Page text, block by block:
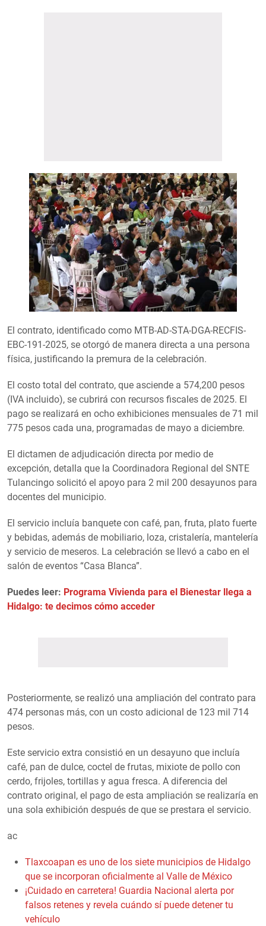
El contrato, identificado como MTB-AD-STA-DGA-RECFIS-
EBC-191-2025, se otorgó de manera directa a una persona
física, justificando la premura de la celebración.
El costo total del contrato, que asciende a 574,200 pesos
(IVA incluido), se cubrirá con recursos fiscales de 2025. El
pago se realizará en ocho exhibiciones mensuales de 71 mil
775 pesos cada una, programadas de mayo a diciembre.
El dictamen de adjudicación directa por medio de
excepción, detalla que la Coordinadora Regional del SNTE
Tulancingo solicitó el apoyo para 2 mil 200 desayunos para
docentes del municipio.
El servicio incluía banquete con café, pan, fruta, plato fuerte
y bebidas, además de mobiliario, loza, cristalería, mantelería
y servicio de meseros. La celebración se llevó a cabo en el
salón de eventos “Casa Blanca”.
Puedes leer: Programa Vivienda para el Bienestar llega a
Hidalgo: te decimos cómo acceder
Posteriormente, se realizó una ampliación del contrato para
474 personas más, con un costo adicional de 123 mil 714
pesos.
Este servicio extra consistió en un desayuno que incluía
café, pan de dulce, coctel de frutas, mixiote de pollo con
cerdo, frijoles, tortillas y agua fresca. A diferencia del
contrato original, el pago de esta ampliación se realizaría en
una sola exhibición después de que se prestara el servicio.
ac
Tlaxcoapan es uno de los siete municipios de Hidalgo
que se incorporan oficialmente al Valle de México
¡Cuidado en carretera! Guardia Nacional alerta por
falsos retenes y revela cuándo sí puede detener tu
vehículo